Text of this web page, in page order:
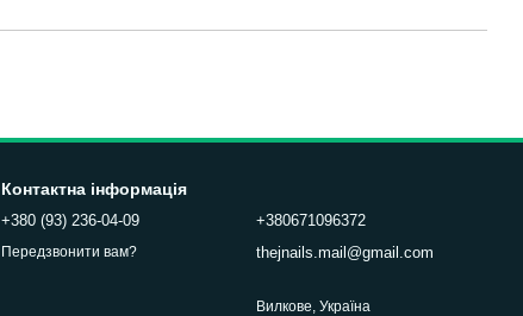
Контактна інформація
+380 (93) 236-04-09
Передзвонити вам?
+380671096372
thejnails.mail@gmail.com
Вилкове, Україна